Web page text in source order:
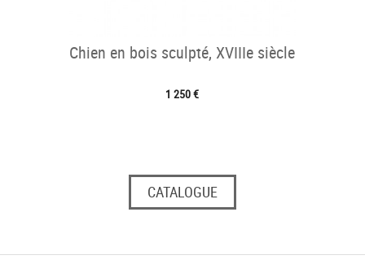
Chien en bois sculpté, XVIIIe siècle
1 250 €
CATALOGUE